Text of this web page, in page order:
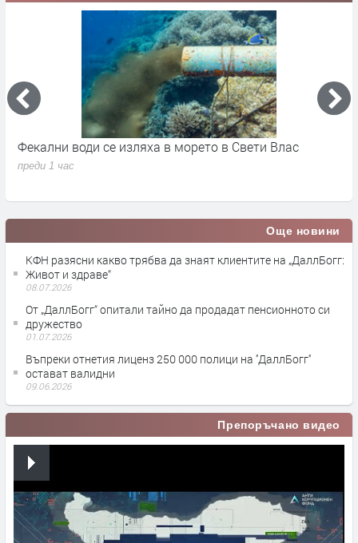
Фекални води се изляха в морето в Свети Влас
преди 1 час
Още новини
КФН разясни какво трябва да знаят клиентите на „ДаллБогг:
Живот и здраве“
08.07.2026
От „ДаллБогг“ опитали тайно да продадат пенсионното си
дружество
01.07.2026
Въпреки отнетия лиценз 250 000 полици на ''ДаллБогг''
остават валидни
09.06.2026
Препоръчано видео